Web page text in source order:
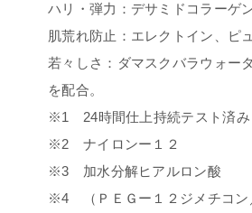
ハリ・弾力：デサミドコラー
肌荒れ防止：エレクトイン、
若々しさ：ダマスクバラウォ
を配合。
※1 24時間仕上持続テスト済み
※2 ナイロンー１２
※3 加水分解ヒアルロン酸
※4 （ＰＥＧー１２ジメチコン